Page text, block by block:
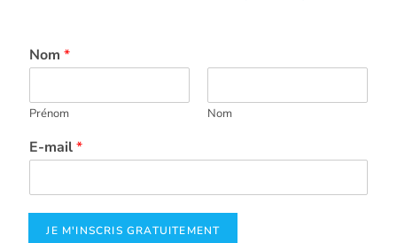
Nom*
Prénom Nom
E-mail*
JE M'INSCRIS GRATUITEMENT